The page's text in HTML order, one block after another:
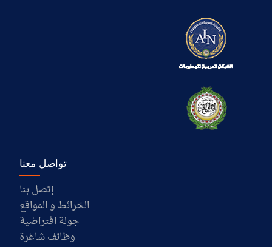
تواصل معنا
إتصل بنا
الخرائط و المواقع
جولة افتراضية
وظائف شاغرة